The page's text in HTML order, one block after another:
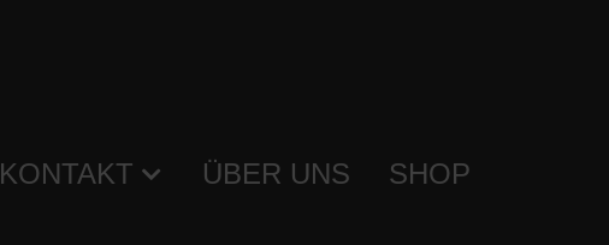
KONTAKT ÜBER UNS SHOP